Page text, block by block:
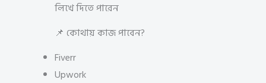
লিখে দিতে পারেন
📌 কোথায় কাজ পাবেন?
Fiverr
Upwork